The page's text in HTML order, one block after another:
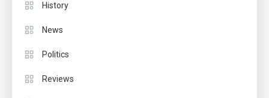
History
News
Politics
Reviews